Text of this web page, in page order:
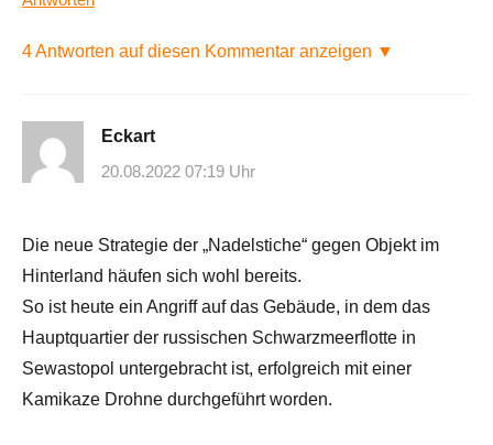
4 Antworten auf diesen Kommentar anzeigen ▼
Eckart
20.08.2022 07:19 Uhr
Die neue Strategie der „Nadelstiche“ gegen Objekt im
Hinterland häufen sich wohl bereits.
So ist heute ein Angriff auf das Gebäude, in dem das
Hauptquartier der russischen Schwarzmeerflotte in
Sewastopol untergebracht ist, erfolgreich mit einer
Kamikaze Drohne durchgeführt worden.